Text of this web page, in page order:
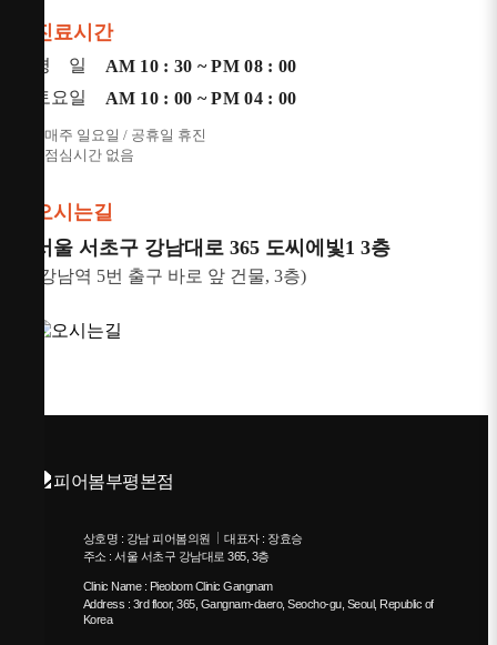
진료시간
평 일
AM 10 : 30 ~ PM 08 : 00
토요일
AM 10 : 00 ~ PM 04 : 00
* 매주 일요일 / 공휴일 휴진
* 점심시간 없음
오시는길
서울 서초구 강남대로 365 도씨에빛1 3층
(강남역 5번 출구 바로 앞 건물, 3층)
상호명 : 강남 피어봄의원
대표자 : 장효승
주소 : 서울 서초구 강남대로 365, 3층
Clinic Name : Pieobom Clinic Gangnam
Address : 3rd floor, 365, Gangnam-daero, Seocho-gu, Seoul, Republic of
Korea